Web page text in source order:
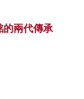
的兩代傳承